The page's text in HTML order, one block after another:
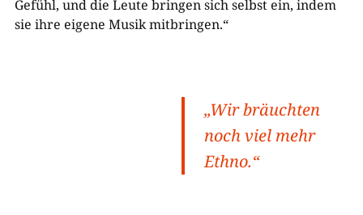
Gefühl, und die Leute bringen sich selbst ein, indem
sie ihre eigene Musik mitbringen.“
„Wir bräuchten
noch viel mehr
Ethno.“